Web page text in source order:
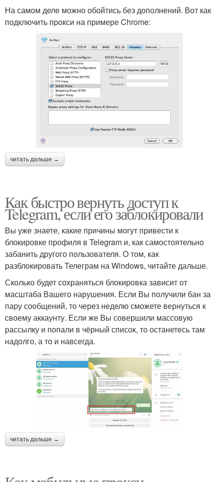
На самом деле можно обойтись без дополнений. Вот как
подключить прокси на примере Chrome:
читать дальше →
Как быстро вернуть доступ к
Telegram, если его заблокировали
Вы уже знаете, какие причины могут привести к
блокировке профиля в Telegram и, как самостоятельно
забанить другого пользователя. О том, как
разблокировать Телеграм на Windows, читайте дальше.
Сколько будет сохраняться блокировка зависит от
масштаба Вашего нарушения. Если Вы получили бан за
пару сообщений, то через неделю сможете вернуться к
своему аккаунту. Если же Вы совершили массовую
рассылку и попали в чёрный список, то останетесь там
надолго, а то и навсегда.
читать дальше →